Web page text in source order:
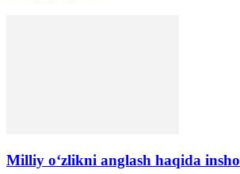
Milliy o‘zlikni anglash haqida insho